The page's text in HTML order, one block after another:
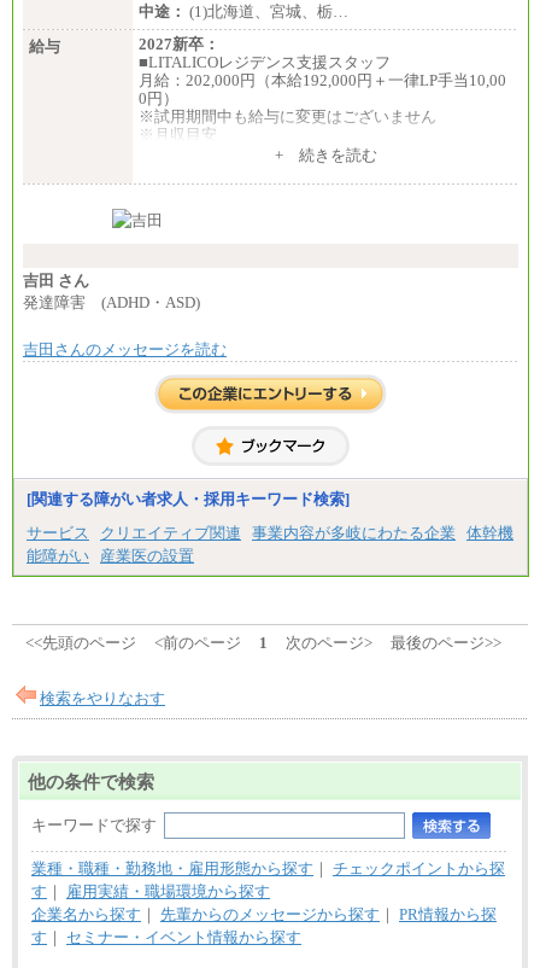
中途： (1)北海道、宮城、栃…
給与
2027新卒：
■LITALICOレジデンス支援スタッフ
月給：202,000円（本給192,000円＋一律LP手当10,00
0円）
※試用期間中も給与に変更はございません
※月収目安
夜勤回数により変動
条件あり）
■その他職種共通
月給：25万3,400円～
※20時間を超過した場合は別途支給
中途：
(1)(2)月給：25万3400円～28万5900円
※20時間を超過した場合は別途支給
※試用期間中も給与に変更はございません
+ 続きを読む
吉田 さん
発達障害 (ADHD・ASD)
吉田さんのメッセージを読む
[関連する障がい者求人・採用キーワード検索]
サービス
クリエイティブ関連 事業内容が多岐にわたる企業
体幹機
能障がい
産業医の設置
<<先頭のページ <前のページ 1 次のページ> 最後のページ>>
検索をやりなおす
他の条件で検索
キーワードで探す
業種・職種・勤務地・雇用形態から探す ｜ チェックポイントから探
す ｜
雇用実績・職場環境から探す
企業名から探す ｜ 先輩からのメッセージから探す ｜ PR情報から探
す ｜ セミナー・イベント情報から探す